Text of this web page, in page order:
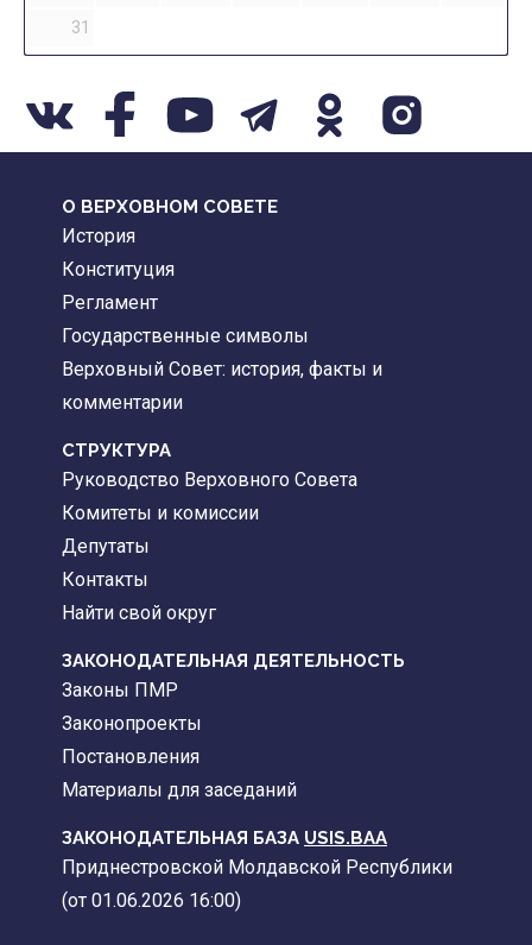
31
О ВЕРХОВНОМ СОВЕТЕ
История
Конституция
Регламент
Государственные символы
Верховный Совет: история, факты и
комментарии
CТРУКТУРА
Руководство Верховного Совета
Комитеты и комиссии
Депутаты
Контакты
Найти свой округ
ЗАКОНОДАТЕЛЬНАЯ ДЕЯТЕЛЬНОСТЬ
Законы ПМР
Законопроекты
Постановления
Материалы для заседаний
ЗАКОНОДАТЕЛЬНАЯ БАЗА USIS.BAA
Приднестровской Молдавской Республики
(от 01.06.2026 16:00)